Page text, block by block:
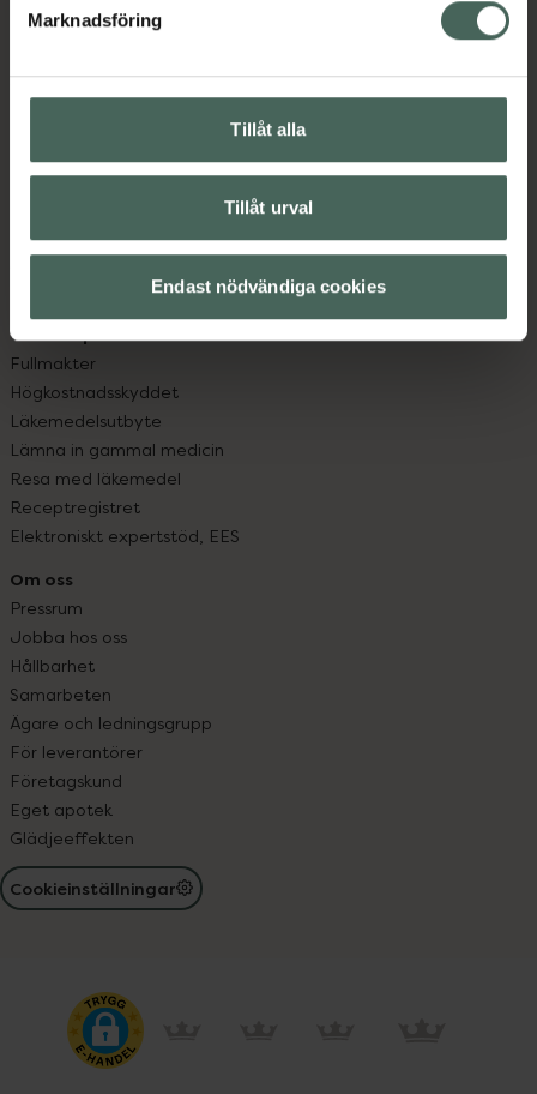
Marknadsföring
Tillåt alla
Tillåt urval
Endast nödvändiga cookies
Kundservice
Leverans, betalning och retur
App
Om recept och läkemedel
Fullmakter
Högkostnadsskyddet
Läkemedelsutbyte
Lämna in gammal medicin
Resa med läkemedel
Receptregistret
Elektroniskt expertstöd, EES
Om oss
Pressrum
Jobba hos oss
Hållbarhet
Samarbeten
Ägare och ledningsgrupp
För leverantörer
Företagskund
Eget apotek
Glädjeeffekten
Cookieinställningar